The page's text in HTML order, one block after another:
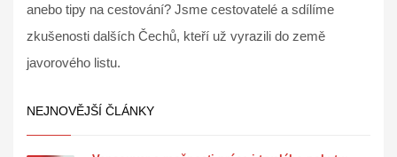
anebo tipy na cestování? Jsme cestovatelé a sdílíme
zkušenosti dalších Čechů, kteří už vyrazili do země
javorového listu.
NEJNOVĚJŠÍ ČLÁNKY